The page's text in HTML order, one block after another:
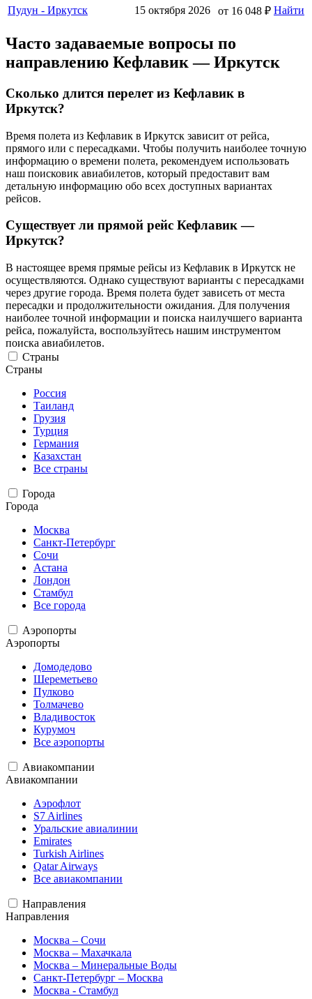
Пудун - Иркутск
15 октября 2026 от 16 048 ₽ Найти
Часто задаваемые вопросы по
направлению Кефлавик — Иркутск
Сколько длится перелет из Кефлавик в
Иркутск?
Время полета из Кефлавик в Иркутск зависит от рейса,
прямого или с пересадками. Чтобы получить наиболее точную
информацию о времени полета, рекомендуем использовать
наш поисковик авиабилетов, который предоставит вам
детальную информацию обо всех доступных вариантах
рейсов.
Существует ли прямой рейс Кефлавик —
Иркутск?
В настоящее время прямые рейсы из Кефлавик в Иркутск не
осуществляются. Однако существуют варианты с пересадками
через другие города. Время полета будет зависеть от места
пересадки и продолжительности ожидания. Для получения
наиболее точной информации и поиска наилучшего варианта
рейса, пожалуйста, воспользуйтесь нашим инструментом
поиска авиабилетов.
Страны
Страны
Россия
Таиланд
Грузия
Турция
Германия
Казахстан
Все страны
Города
Города
Москва
Санкт-Петербург
Сочи
Астана
Лондон
Стамбул
Все города
Аэропорты
Аэропорты
Домодедово
Шереметьево
Пулково
Толмачево
Владивосток
Курумоч
Все аэропорты
Авиакомпании
Авиакомпании
Аэрофлот
S7 Airlines
Уральские авиалинии
Emirates
Turkish Airlines
Qatar Airways
Все авиакомпании
Направления
Направления
Москва – Сочи
Москва – Махачкала
Москва – Минеральные Воды
Санкт-Петербург – Москва
Москва - Стамбул